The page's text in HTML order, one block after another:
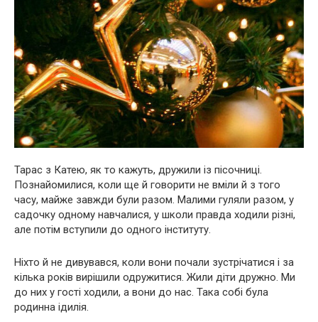
Тарас з Катею, як то кажуть, дружили із пісочниці.
Познайомилися, коли ще й говорити не вміли й з того
часу, майже завжди були разом. Малими гуляли разом, у
садочку одному навчалися, у школи правда ходили різні,
але потім вступили до одного інституту.
Ніхто й не дивувався, коли вони почали зустрічатися і за
кілька років вирішили одружитися. Жили діти дружно. Ми
до них у гості ходили, а вони до нас. Така собі була
родинна ідилія.